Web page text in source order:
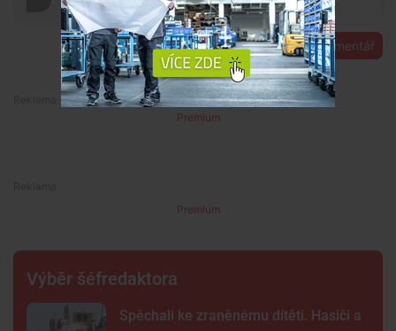
Přidat komentář
Premium
Premium
Výběr šéfredaktora
Spěchali ke zraněnému dítěti. Hasiči a